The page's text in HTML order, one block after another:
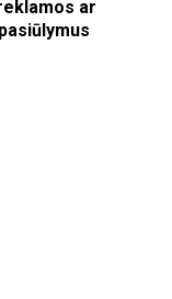
ar